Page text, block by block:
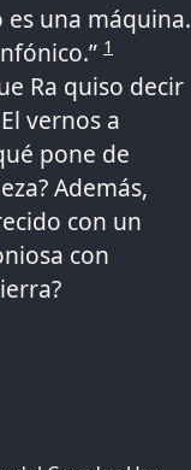
una máquina.
1
Ra quiso decir
vernos a
pone de
Además,
con un
con